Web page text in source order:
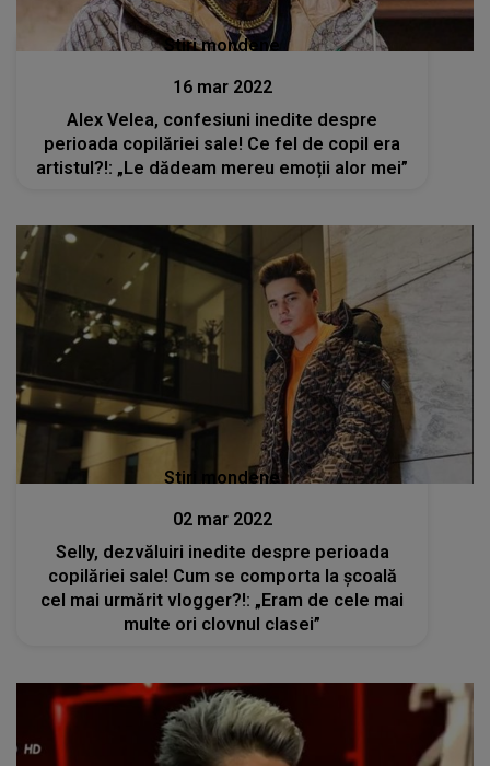
Stiri mondene
16 mar 2022
Alex Velea, confesiuni inedite despre
perioada copilăriei sale! Ce fel de copil era
artistul?!: „Le dădeam mereu emoții alor mei”
Stiri mondene
02 mar 2022
Selly, dezvăluiri inedite despre perioada
copilăriei sale! Cum se comporta la școală
cel mai urmărit vlogger?!: „Eram de cele mai
multe ori clovnul clasei”